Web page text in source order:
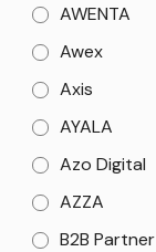
AWENTA
Awex
Axis
AYALA
Azo Digital
AZZA
B2B Partner